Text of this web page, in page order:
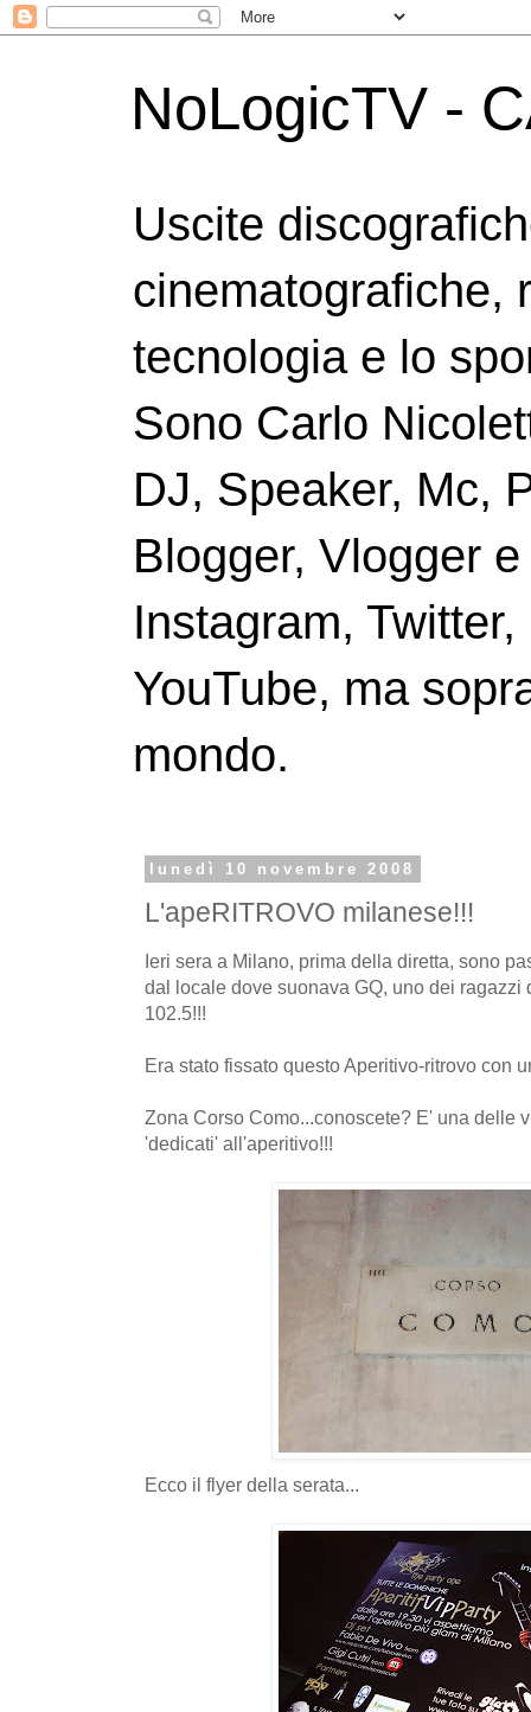
NoLogicTV -
Uscite
cinematografiche,
tecnologia e lo
Sono Carlo
DJ, Speaker, Mc,
Blogger, Vlogger
Instagram,
YouTube, ma
mondo.
lunedì 10 novembre 2008
L'apeRITROVO milanese!!!
Ieri sera a Milano, prima della diretta, sono
dal locale dove suonava GQ, uno dei
102.5!!!
Era stato fissato questo Aperitivo-ritrovo con
Zona Corso Como...conoscete? E' una delle
'dedicati' all'aperitivo!!!
Ecco il flyer della serata...